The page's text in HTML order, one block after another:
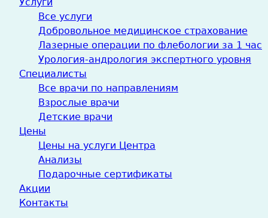
Все услуги
Добровольное медицинское страхование
Лазерные операции по флебологии за 1 час
Урология-андрология экспертного уровня
Специалисты
Все врачи по направлениям
Взрослые врачи
Детские врачи
Цены
Цены на услуги Центра
Анализы
Подарочные сертификаты
Акции
Контакты